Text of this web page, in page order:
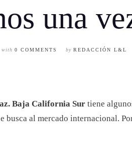
una
with 0 COMMENTS by REDACCIÓN L&L
Baja California Sur tiene
busca al mercado internacional.